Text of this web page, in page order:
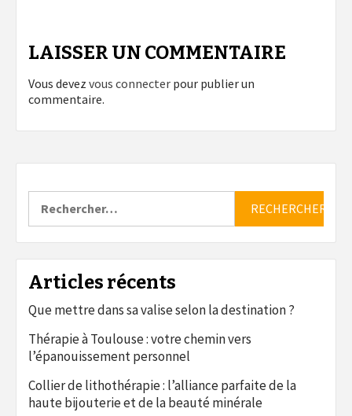
LAISSER UN COMMENTAIRE
Vous devez vous connecter pour publier un
commentaire.
Articles récents
Que mettre dans sa valise selon la destination ?
Thérapie à Toulouse : votre chemin vers
l’épanouissement personnel
Collier de lithothérapie : l’alliance parfaite de la
haute bijouterie et de la beauté minérale